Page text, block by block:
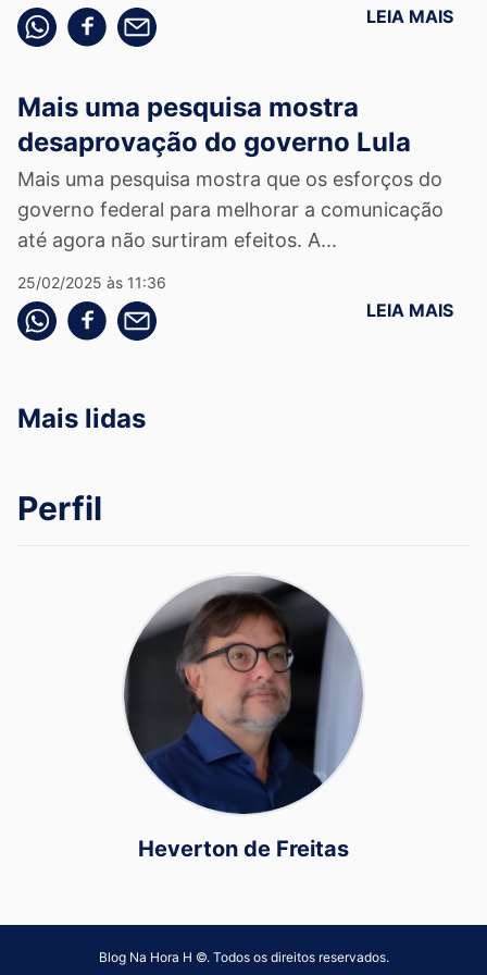
Compartilhe pelo whatsapp
Compartilhar no facebook
Compartilhe pelo email LEIA MAIS
Mais uma pesquisa mostra
desaprovação do governo Lula
Mais uma pesquisa mostra que os esforços do
governo federal para melhorar a comunicação
até agora não surtiram efeitos. A...
25/02/2025 às 11:36
Compartilhe pelo whatsapp
Compartilhar no facebook
Compartilhe pelo email LEIA MAIS
Mais lidas
Perfil
Heverton de Freitas
Blog Na Hora H ©. Todos os direitos reservados.